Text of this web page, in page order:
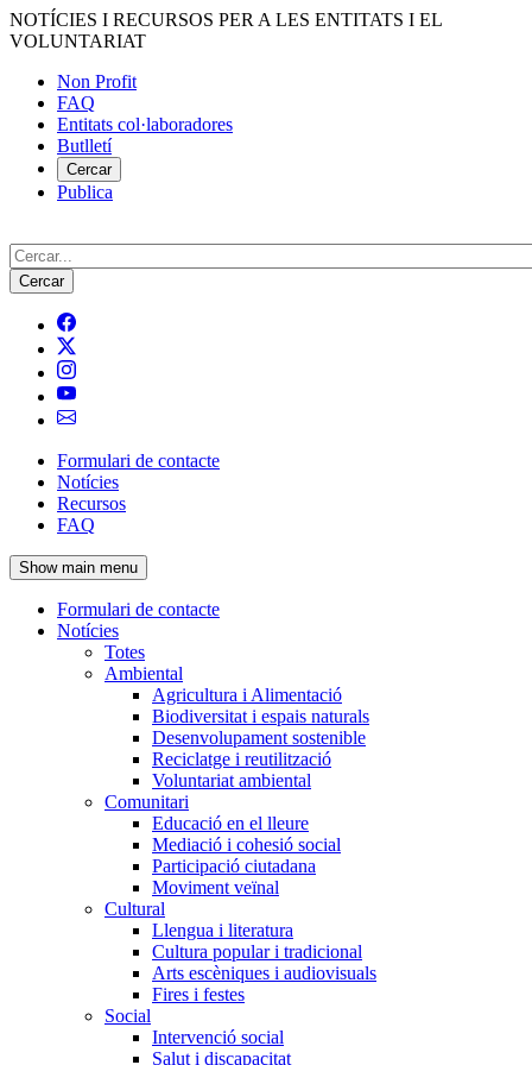
Vés
al
NOTÍCIES I RECURSOS PER A LES ENTITATS I EL
VOLUNTARIAT
Menú
del
compte
d'usuari
Non Profit
FAQ
Entitats col·laboradores
Butlletí
Cercar
Publica
Cerca
Navegació
principal
de
l'encapçalament
Formulari de contacte
Notícies
Recursos
FAQ
Show main menu
Navegació
principal
Formulari de contacte
Notícies
Totes
Ambiental
Agricultura i Alimentació
Biodiversitat i espais naturals
Desenvolupament sostenible
Reciclatge i reutilització
Voluntariat ambiental
Comunitari
Educació en el lleure
Mediació i cohesió social
Participació ciutadana
Moviment veïnal
Cultural
Llengua i literatura
Cultura popular i tradicional
Arts escèniques i audiovisuals
Fires i festes
Social
Intervenció social
Salut i discapacitat